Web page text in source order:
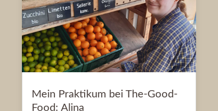
Mein Praktikum bei The-Good-
Food: Alina